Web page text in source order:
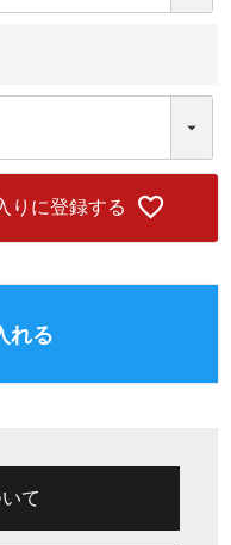
りに登録する
れる
て